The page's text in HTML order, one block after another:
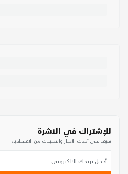
للإشتراك في النشرة
تعرف على أحدث الأخبار والتحليلات من الاقتصادية